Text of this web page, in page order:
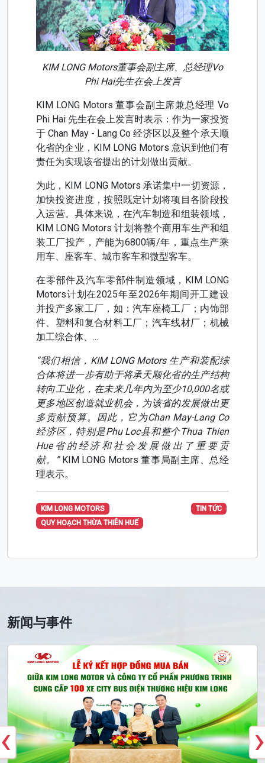
KIM LONG Motors董事会副主席、总经理Vo
Phi Hai先生在会上发言
KIM LONG Motors 董事会副主席兼总经理 Vo
Phi Hai 先生在会上发言时表示：作为一家投资
于 Chan May - Lang Co 经济区以及整个承天顺
化省的企业，KIM LONG Motors 意识到他们有
责任为实现该省提出的计划做出贡献。
为此，KIM LONG Motors 承诺集中一切资源，
加快投资进度，按照既定计划将项目各阶段投
入运营。具体来说，在汽车制造和组装领域，
KIM LONG Motors 计划将整个商用车生产和组
装工厂投产，产能为6800辆/年，重点生产乘
用车、座客车、城市客车和微型客车。
在零部件及汽车零部件制造领域，KIM LONG
Motors计划在2025年至2026年期间开工建设
并投产多家工厂，如：汽车座椅工厂；内饰部
件、塑料和复合材料工厂；汽车线材厂；机械
加工综合体、...
“我们相信，KIM LONG Motors 生产和装配综
合体将进一步有助于将承天顺化省的生产结构
转向工业化，在未来几年内为至少10,000名或
更多地区创造就业机会，为该省的发展做出更
多贡献预算。因此，它为Chan May-Lang Co
经济区，特别是Phu Loc县和整个Thua Thien
Hue省的经济和社会发展做出了重要贡
献。” KIM LONG Motors 董事局副主席、总经
理表示。
KIM LONG MOTORS
TIN TỨC
QUY HOẠCH THỪA THIÊN HUẾ
新闻与事件
‹ ›